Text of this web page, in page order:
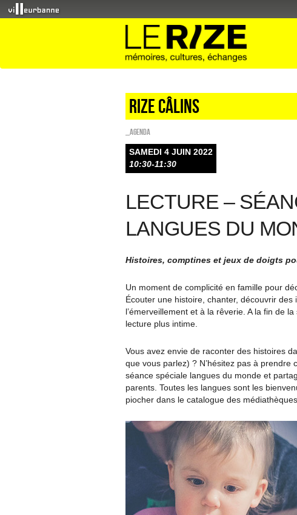
Rize Câlins
_Agenda
SAMEDI 4 JUIN 2022
10:30-11:30
LECTURE –
LANGUES DU
Histoires, comptines et jeux de doigts
Un moment de complicité en famille pour
Écouter une histoire, chanter, découvrir
l’émerveillement et à la rêverie. A la fin de
lecture plus intime.
Vous avez envie de raconter des histoires
que vous parlez) ? N’hésitez pas à
séance spéciale langues du monde et
parents. Toutes les langues sont les
piocher dans le catalogue des médiathèques.